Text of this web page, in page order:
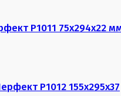
P1011 75х294х22